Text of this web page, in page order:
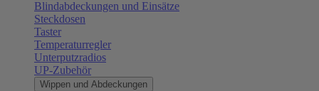
Blindabdeckungen und Einsätze
Steckdosen
Taster
Temperaturregler
Unterputzradios
UP-Zubehör
Wippen und Abdeckungen